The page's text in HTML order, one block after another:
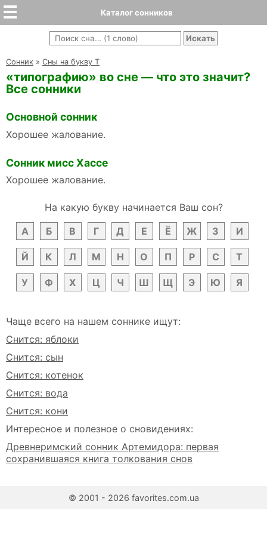
Каталог сонников
Cонник » Сны на букву Т
«типографию» во сне — что это значит?
Все сонники
Основной сонник
Хорошее жалование.
Сонник мисс Хассе
Хорошее жалование.
На какую букву начинается Ваш сон?
А
Б В Г Д Е Ё Ж З И
Й К Л М Н О П Р С Т
У Ф Х Ц Ч Ш Щ Э Ю Я
Чаще всего на нашем соннике ищут:
Снится: яблоки
Снится: сын
Снится: котенок
Снится: вода
Снится: кони
Интересное и полезное о сновидениях:
Древнеримский сонник Артемидора: первая
сохранившаяся книга толкования снов
© 2001 - 2026 favorites.com.ua